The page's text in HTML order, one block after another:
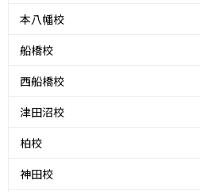
本八幡校
船橋校
西船橋校
津田沼校
柏校
神田校